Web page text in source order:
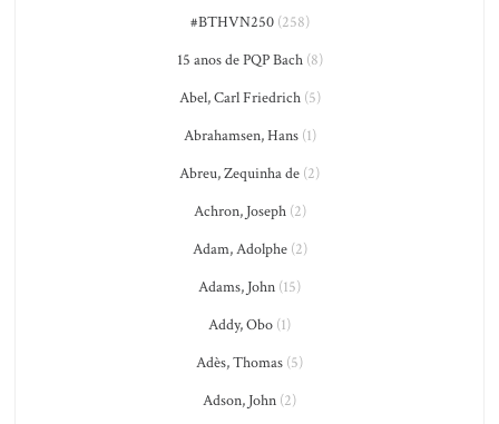
#BTHVN250(258)
15 anos de PQP Bach(8)
Abel, Carl Friedrich(5)
Abrahamsen, Hans(1)
Abreu, Zequinha de (2)
Achron, Joseph(2)
Adam, Adolphe(2)
Adams, John (15)
Addy, Obo (1)
Adès, Thomas (5)
Adson, John (2)